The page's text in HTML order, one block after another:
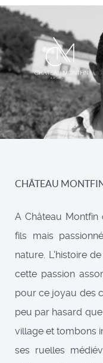
Sélectionnez votre
CHÂTEAU
A Château
fils mais
nature. L'histoire
cette passion
pour ce joyau des
peu par hasard
village et tombons
ses ruelles